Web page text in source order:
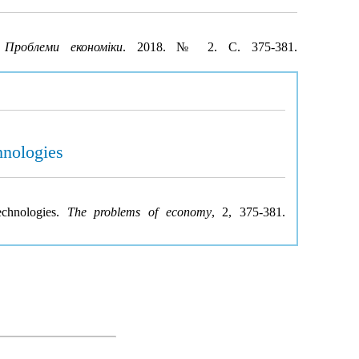
Проблеми економіки. 2018. № 2. С. 375-381.
The problems of economy, 2, 375-381.